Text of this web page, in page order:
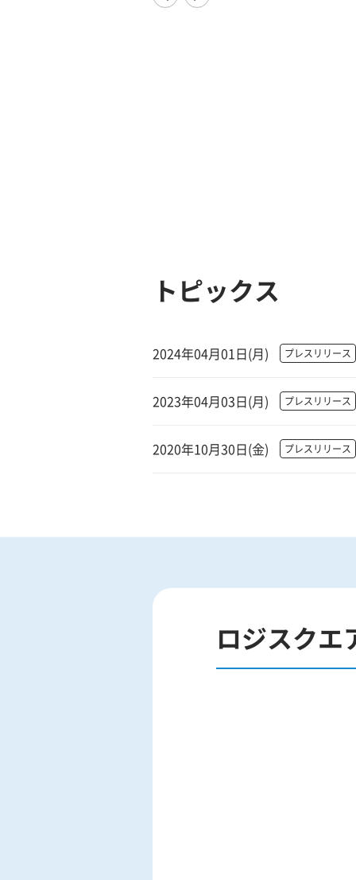
トピックス
プレスリリース
2024年04月01日(月)
プレスリリース
2023年04月03日(月)
プレスリリース
2020年10月30日(金)
ロジスク